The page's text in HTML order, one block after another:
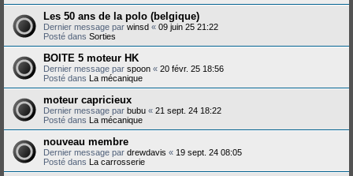
Les 50 ans de la polo (belgique)
Dernier message par winsd « 09 juin 25 21:22
Posté dans Sorties
BOITE 5 moteur HK
Dernier message par spoon « 20 févr. 25 18:56
Posté dans La mécanique
moteur capricieux
Dernier message par bubu « 21 sept. 24 18:22
Posté dans La mécanique
nouveau membre
Dernier message par drewdavis « 19 sept. 24 08:05
Posté dans La carrosserie